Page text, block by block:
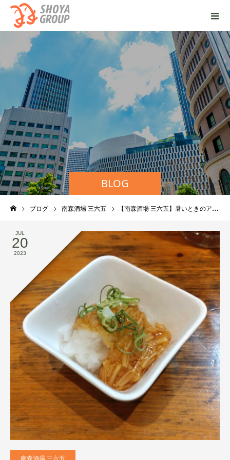
BLOG
ブログ 南森酒場 三六五 【南森酒場 三六五】暑いときのアテ！
JUL
20
2023
南森酒場 三六五